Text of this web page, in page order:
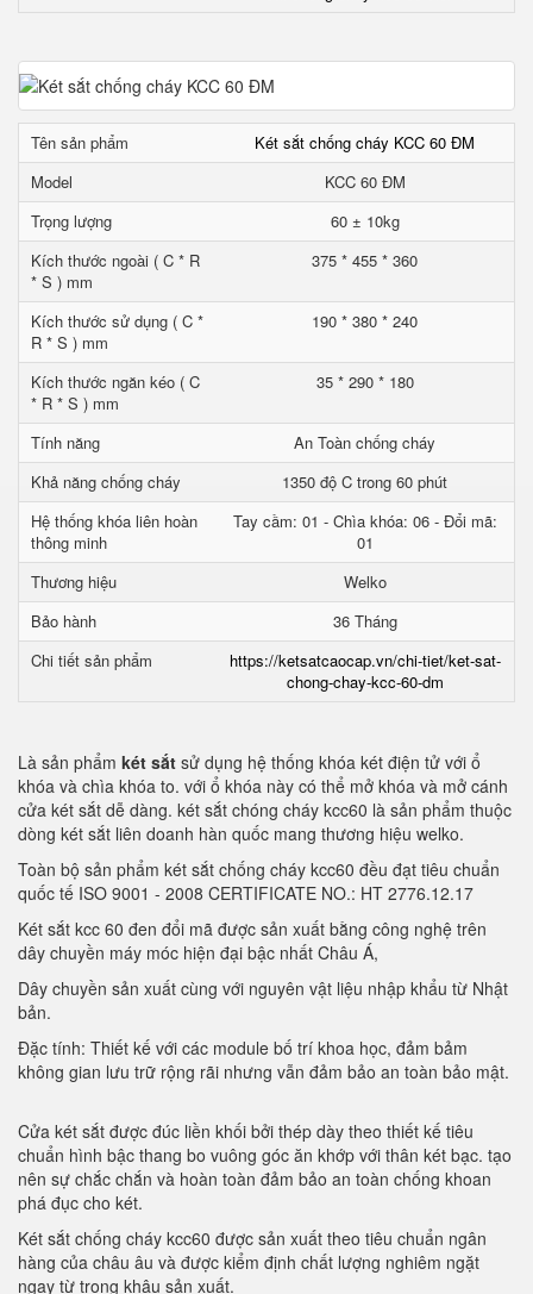
Tên sản phẩm
Két sắt chống cháy KCC 60 ĐM
Model
KCC 60 ĐM
Trọng lượng
60 ± 10kg
Kích thước ngoài ( C * R
* S ) mm
375 * 455 * 360
Kích thước sử dụng ( C *
R * S ) mm
190 * 380 * 240
Kích thước ngăn kéo ( C
* R * S ) mm
35 * 290 * 180
Tính năng
An Toàn chống cháy
Khả năng chống cháy
1350 độ C trong 60 phút
Hệ thống khóa liên hoàn
thông minh
Tay cầm: 01 - Chìa khóa: 06 - Đổi mã:
01
Thương hiệu
Welko
Bảo hành
36 Tháng
Chi tiết sản phẩm
https://ketsatcaocap.vn/chi-tiet/ket-sat-
chong-chay-kcc-60-dm
Là sản phẩm két sắt sử dụng hệ thống khóa két điện tử với ổ
khóa và chìa khóa to. với ổ khóa này có thể mở khóa và mở cánh
cửa két sắt dễ dàng. két sắt chóng cháy kcc60 là sản phẩm thuộc
dòng két sắt liên doanh hàn quốc mang thương hiệu welko.
Toàn bộ sản phẩm két sắt chống cháy kcc60 đều đạt tiêu chuẩn
quốc tế ISO 9001 - 2008 CERTIFICATE NO.: HT 2776.12.17
Két sắt kcc 60 đen đổi mã được sản xuất bằng công nghệ trên
dây chuyền máy móc hiện đại bậc nhất Châu Á,
Dây chuyền sản xuất cùng với nguyên vật liệu nhập khẩu từ Nhật
bản.
Đặc tính: Thiết kế với các module bố trí khoa học, đảm bảm
không gian lưu trữ rộng rãi nhưng vẫn đảm bảo an toàn bảo mật.
Cửa két sắt được đúc liền khối bởi thép dày theo thiết kế tiêu
chuẩn hình bậc thang bo vuông góc ăn khớp với thân két bạc. tạo
nên sự chắc chắn và hoàn toàn đảm bảo an toàn chống khoan
phá đục cho két.
Két sắt chống cháy kcc60 được sản xuất theo tiêu chuẩn ngân
hàng của châu âu và được kiểm định chất lượng nghiêm ngặt
ngay từ trong khâu sản xuất.